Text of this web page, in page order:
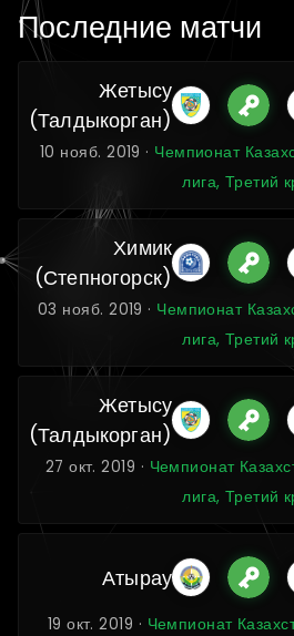
Последние матчи
Жетысу
(Талдыкорган)
10 нояб. 2019 · Чемпионат
лига, Третий
Химик
(Степногорск)
03 нояб. 2019 · Чемпионат
лига, Третий
Жетысу
(Талдыкорган)
27 окт. 2019 · Чемпионат
лига, Третий
Атырау
19 окт. 2019 · Чемпионат